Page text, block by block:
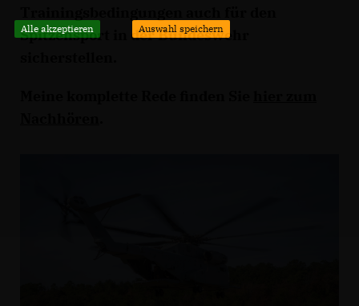
Spitzensport in der Bundeswehr
Alle akzeptieren Auswahl speichern